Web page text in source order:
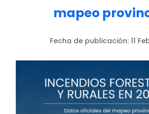
mapeo
Fecha de publicación: 11